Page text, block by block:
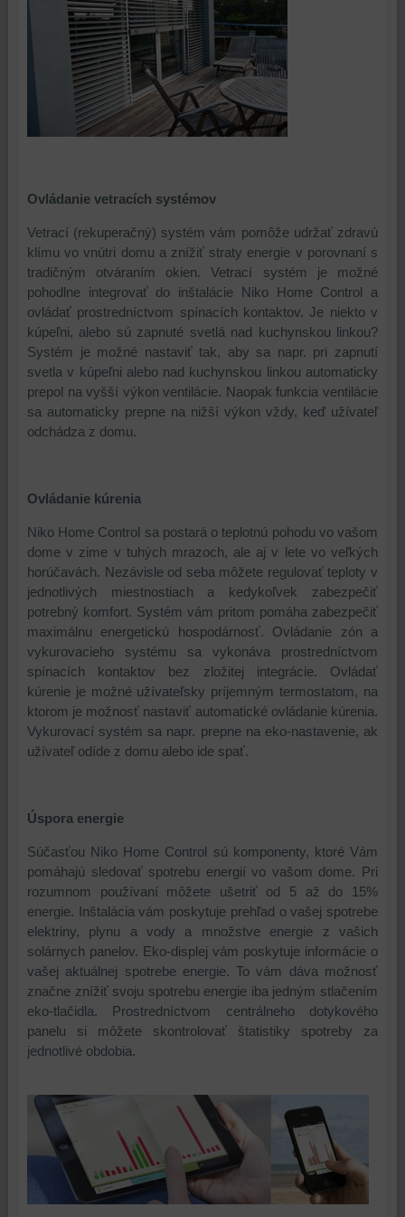
Ovládanie vetracích systémov
Vetrací (rekuperačný) systém vám pomôže udržať zdravú
klímu vo vnútri domu a znížiť straty energie v porovnaní s
tradičným otváraním okien. Vetrací systém je možné
pohodlne integrovať do inštalácie Niko Home Control a
ovládať prostredníctvom spínacích kontaktov. Je niekto v
kúpeľni, alebo sú zapnuté svetlá nad kuchynskou linkou?
Systém je možné nastaviť tak, aby sa napr. pri zapnutí
svetla v kúpeľni alebo nad kuchynskou linkou automaticky
prepol na vyšší výkon ventilácie. Naopak funkcia ventilácie
sa automaticky prepne na nižší výkon vždy, keď užívateľ
odchádza z domu.
Ovládanie kúrenia
Niko Home Control sa postará o teplotnú pohodu vo vašom
dome v zime v tuhých mrazoch, ale aj v lete vo veľkých
horúčavách. Nezávisle od seba môžete regulovať teploty v
jednotlivých miestnostiach a kedykoľvek zabezpečiť
potrebný komfort. Systém vám pritom pomáha zabezpečiť
maximálnu energetickú hospodárnosť. Ovládanie zón a
vykurovacieho systému sa vykonáva prostredníctvom
spínacích kontaktov bez zložitej integrácie. Ovládať
kúrenie je možné užívateľsky príjemným termostatom, na
ktorom je možnosť nastaviť automatické ovládanie kúrenia.
Vykurovací systém sa napr. prepne na eko-nastavenie, ak
užívateľ odíde z domu alebo ide spať.
Úspora energie
Súčasťou Niko Home Control sú komponenty, ktoré Vám
pomáhajú sledovať spotrebu energií vo vašom dome. Pri
rozumnom používaní môžete ušetriť od 5 až do 15%
energie. Inštalácia vám poskytuje prehľad o vašej spotrebe
elektriny, plynu a vody a množstve energie z vašich
solárnych panelov. Eko-displej vám poskytuje informácie o
vašej aktuálnej spotrebe energie. To vám dáva možnosť
značne znížiť svoju spotrebu energie iba jedným stlačením
eko-tlačidla. Prostredníctvom centrálneho dotykového
panelu si môžete skontrolovať štatistiky spotreby za
jednotlivé obdobia.
dosiahnutie
základnej
funkčnosti
platformy,
zážitku
prehliadania
ktoré
zlepšujú
zážitok
prehliadania,
ukladať
vašich
bez
toho,
aby
ste
mali
používateľský
účet
alebo
bez
prihlásenia,
používať
zdroje
strán,
widgety
atď.